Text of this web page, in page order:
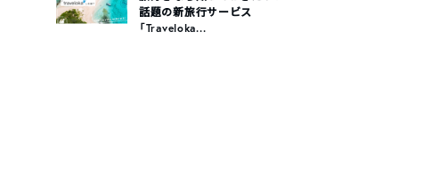
話題の新旅行サービス
「Traveloka...